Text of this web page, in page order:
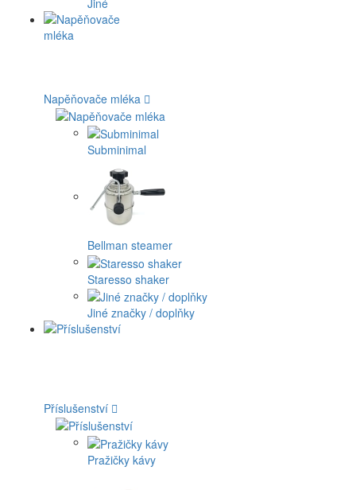
Napěňovače mléka
Subminimal
Bellman steamer
Staresso shaker
Jiné značky / doplňky
Příslušenství
Pražičky kávy